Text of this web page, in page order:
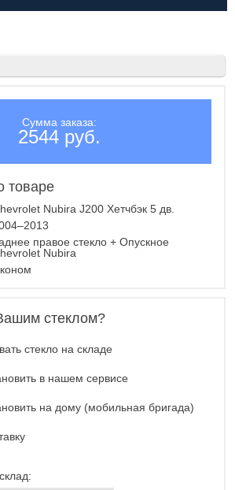
Сумма заказа:
2544 руб.
товаре
Nubira J200 Хетчбэк 5 дв.
правое стекло + Опускное
Nubira
стеклом?
стекло на складе
в нашем сервисе
на дому (мобильная бригада)